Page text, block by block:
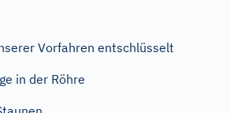
Vorfahren entschlüsselt
in der Röhre